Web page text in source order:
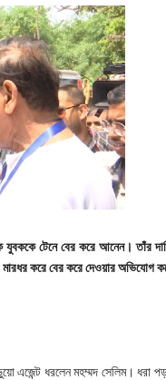
টেনে বের করে আনেন। তাঁর
করে বের করে দেওয়ার অভিযোগ
এজেন্ট ধরলেন মহম্মদ সেলিম।